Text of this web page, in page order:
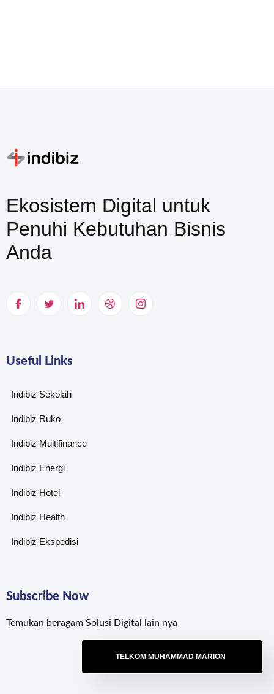
Ekosistem Digital untuk
Penuhi Kebutuhan Bisnis
Anda
Useful Links
Indibiz Sekolah
Indibiz Ruko
Indibiz Multifinance
Indibiz Energi
Indibiz Hotel
Indibiz Health
Indibiz Ekspedisi
Subscribe Now
Temukan beragam Solusi Digital lain nya
TELKOM MUHAMMAD MARION